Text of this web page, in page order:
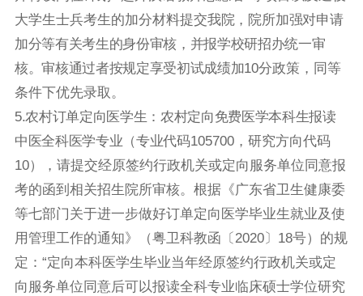
大学生士兵考生的加分材料提交我院， 院所加强对申请
加分等有关考生的身份审核，并报学校研招办统一审
核。审核通过者按规定享受初试成绩加10分政策，同等
条件下优先录取。
5.农村订单定向医学生：农村定向免费医学本科生报读
中医全科医学专业（专业代码105700，研究方向代码
10），请提交经原签约行政机关或定向服务单位同意报
考的函到相关招生院所审核。根据《广东省卫生健康委
等七部门关于进一步做好订单定向医学毕业生就业及使
用管理工作的通知》（粤卫科教函〔2020〕18号）的规
定：“定向本科医学生毕业当年经原签约行政机关或定
向服务单位同意后可以报读全科专业临床硕士学位研究